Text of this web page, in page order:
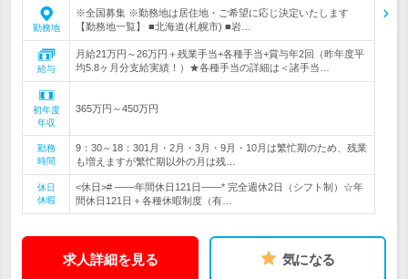
勤務地
※全国募集 ※勤務地は居住地・ご希望に応じ決定いたします
【勤務地一覧】 ■北海道(札幌市) ■岩…
給与
月給21万円～26万円＋残業手当+各種手当+賞与年2回（昨年度平
均5.8ヶ月分支給実績！）★各種手当の詳細は＜諸手当…
初年度
年収
365万円～450万円
勤務
時間
9：30～18：301月・2月・3月・9月・10月は繁忙期のため、残業
も増えますが繁忙期以外の月は残…
休日
休暇
<休日># ――年間休日121日――* 完全週休2日（シフト制）☆年
間休日121日＋各種休暇制度（有…
求人詳細を見る 気になる